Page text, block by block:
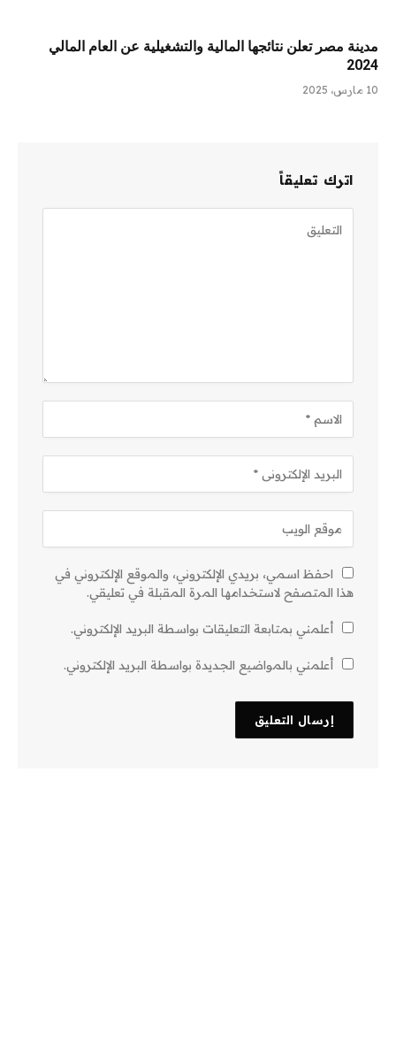
مدينة مصر تعلن نتائجها المالية والتشغيلية عن العام المالي
2024
10 مارس، 2025
اترك تعليقاً
احفظ اسمي، بريدي الإلكتروني، والموقع الإلكتروني في
هذا المتصفح لاستخدامها المرة المقبلة في تعليقي.
أعلمني بمتابعة التعليقات بواسطة البريد الإلكتروني.
أعلمني بالمواضيع الجديدة بواسطة البريد الإلكتروني.